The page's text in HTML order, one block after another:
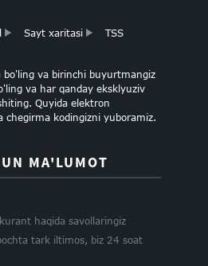
Sayt xaritasi
TSS
va birinchi buyurtmangiz
va har qanday eksklyuziv
Quyida elektron
chegirma kodingizni yuboramiz.
MA'LUMOT
haqida savollaringiz
tark iltimos, biz 24 soat